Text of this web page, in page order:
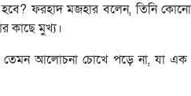
ফরহাদ মজহার বলেন, তিনি কোনো
কাছে মুখ্য।
তেমন আলোচনা চোখে পড়ে না, যা এক